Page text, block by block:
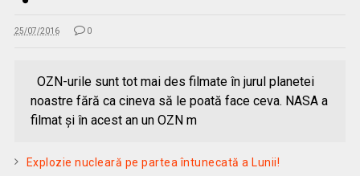
25/07/2016 0
OZN-urile sunt tot mai des filmate în jurul planetei
noastre fără ca cineva să le poată face ceva. NASA a
filmat şi în acest an un OZN m
Explozie nucleară pe partea întunecată a Lunii!